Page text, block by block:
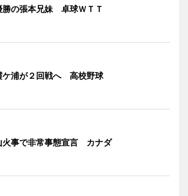
勝の張本兄妹 卓球ＷＴＴ
ケ浦が２回戦へ 高校野球
火事で非常事態宣言 カナダ